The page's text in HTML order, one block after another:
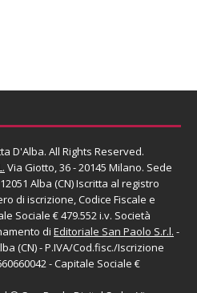
D'Alba. All Rights Reserved.
Via Giotto, 36 - 20145 Milano. Sede
Alba (CN) Iscritta al registro
di iscrizione, Codice Fiscale e
Sociale € 479.552 i.v. Società
di Editoriale San Paolo S.r.l. -
(CN) - P.IVA/Cod.fisc./Iscrizione
- Capitale Sociale €